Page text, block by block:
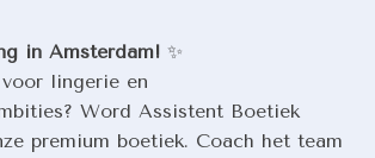
in Amsterdam! ✨
lingerie en
Word Assistent Boetiek
premium boetiek. Coach het team